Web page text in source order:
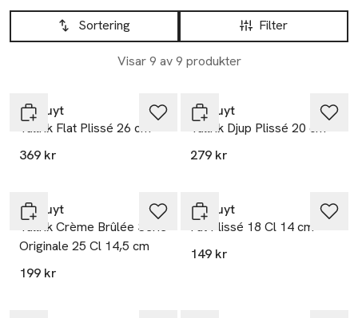
Hoppa till produktsidan
Filter
Sortering
Visar 9 av 9 produkter
Lista över produkter
Pillivuyt
Tallrik Flat Plissé 26 cm
369 kr
Pillivuyt
Tallrik Djup Plissé 20 cm
279 kr
Pillivuyt
Tallrik Crème Brûlée Serie
Originale 25 Cl 14,5 cm
199 kr
Pillivuyt
Fat Plissé 18 Cl 14 cm
149 kr